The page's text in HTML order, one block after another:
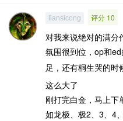
liansicong 评分 10
对我来说绝对的满分
氛围很到位，op和
足，还有桐生哭的时
这么大了
刚打完白金，马上下
如龙极、极2、3、4